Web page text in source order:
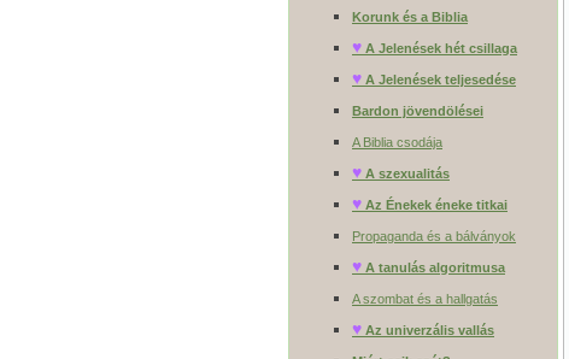
Korunk és a Biblia
♥ A Jelenések hét csillaga
♥ A Jelenések teljesedése
Bardon jövendölései
A Biblia csodája
♥ A szexualitás
♥ Az Énekek éneke titkai
Propaganda és a bálványok
♥ A tanulás algoritmusa
A szombat és a hallgatás
♥ Az univerzális vallás